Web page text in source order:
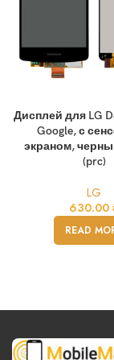
Дисплей для LG
Google, с
экраном,
(prc)
LG
630.00
READ